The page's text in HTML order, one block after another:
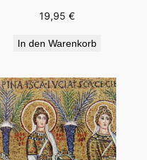
19,95 €
In den Warenkorb